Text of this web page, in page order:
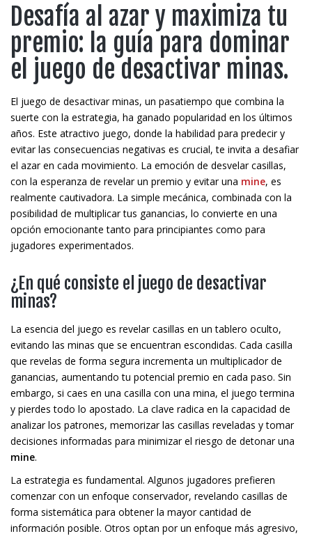
Desafía al azar y maximiza tu
premio: la guía para dominar
el juego de desactivar minas.
El juego de desactivar minas, un pasatiempo que combina la
suerte con la estrategia, ha ganado popularidad en los últimos
años. Este atractivo juego, donde la habilidad para predecir y
evitar las consecuencias negativas es crucial, te invita a desafiar
el azar en cada movimiento. La emoción de desvelar casillas,
con la esperanza de revelar un premio y evitar una mine, es
realmente cautivadora. La simple mecánica, combinada con la
posibilidad de multiplicar tus ganancias, lo convierte en una
opción emocionante tanto para principiantes como para
jugadores experimentados.
¿En qué consiste el juego de desactivar
minas?
La esencia del juego es revelar casillas en un tablero oculto,
evitando las minas que se encuentran escondidas. Cada casilla
que revelas de forma segura incrementa un multiplicador de
ganancias, aumentando tu potencial premio en cada paso. Sin
embargo, si caes en una casilla con una mina, el juego termina
y pierdes todo lo apostado. La clave radica en la capacidad de
analizar los patrones, memorizar las casillas reveladas y tomar
decisiones informadas para minimizar el riesgo de detonar una
mine.
La estrategia es fundamental. Algunos jugadores prefieren
comenzar con un enfoque conservador, revelando casillas de
forma sistemática para obtener la mayor cantidad de
información posible. Otros optan por un enfoque más agresivo,